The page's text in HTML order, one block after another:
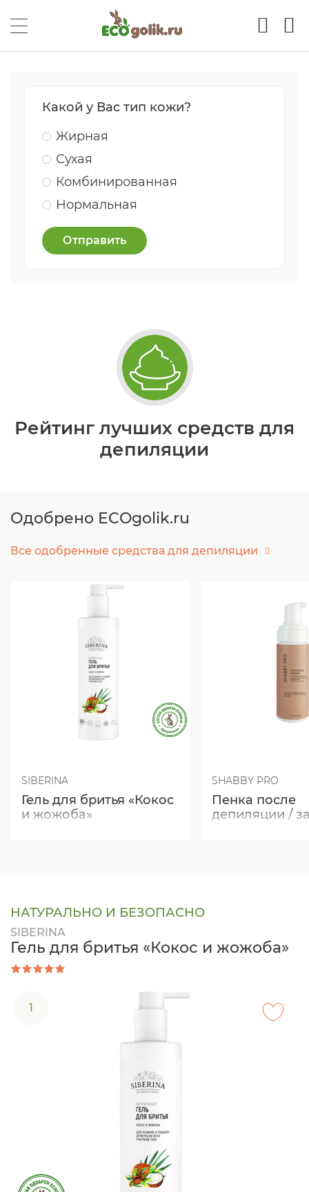
Какой у Вас тип кожи?
Жирная
Сухая
Комбинированная
Нормальная
Отправить
Рейтинг лучших средств для
депиляции
Одобрено ECOgolik.ru
Все одобренные средства для депиляции
SIBERINA
Гель для бритья «Кокос
и жожоба»
SHABBY PRO
Пенка после
депиляции /
НАТУРАЛЬНО И БЕЗОПАСНО
SIBERINA
Гель для бритья «Кокос и жожоба»
1